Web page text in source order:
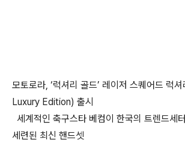
모토로라, ‘럭셔리 골드’ 레이저 스퀘어드 럭
Luxury Edition) 출시
세계적인 축구스타 베컴이 한국의 트렌드세
세련된 최신 핸드셋